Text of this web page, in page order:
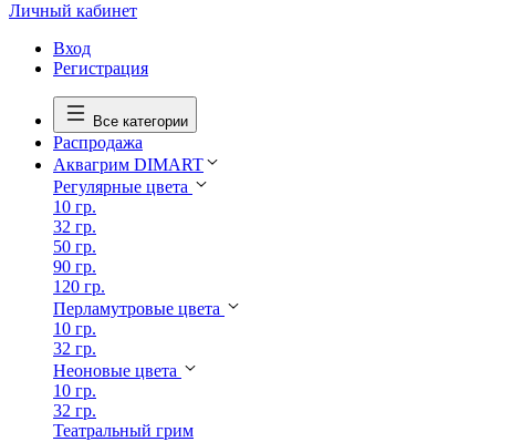
Личный кабинет
Вход
Регистрация
Все категории
Распродажа
Аквагрим DIMART
Регулярные цвета
10 гр.
32 гр.
50 гр.
90 гр.
120 гр.
Перламутровые цвета
10 гр.
32 гр.
Неоновые цвета
10 гр.
32 гр.
Театральный грим